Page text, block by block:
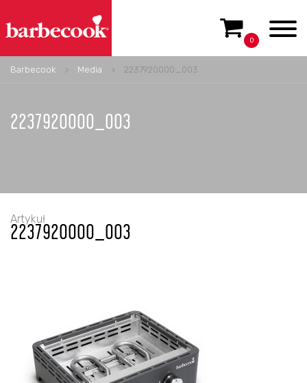
0
Barbecook > Media > 2237920000_003
2237920000_003
Artykuł
2237920000_003